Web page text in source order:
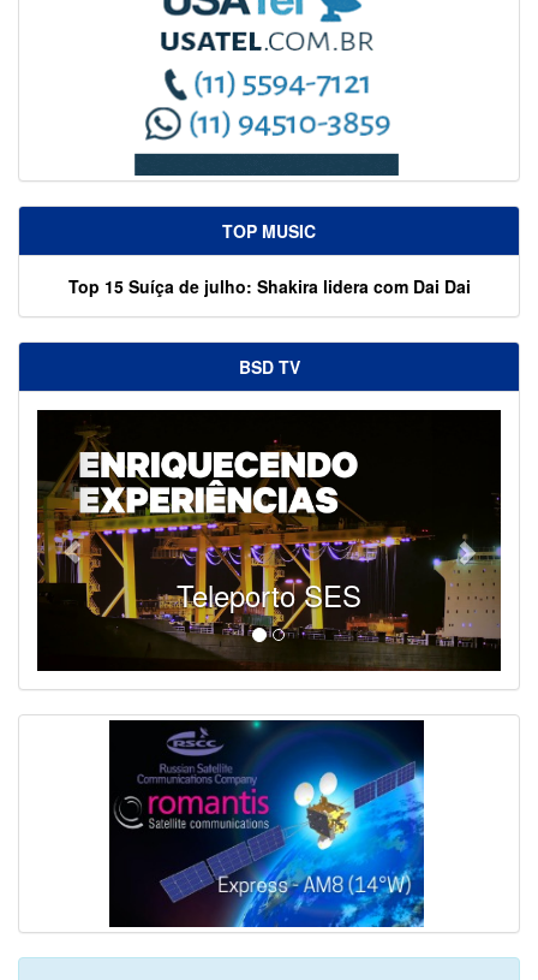
TOP MUSIC
Top 15 Suíça de julho: Shakira lidera com Dai Dai
BSD TV
Teleporto SES